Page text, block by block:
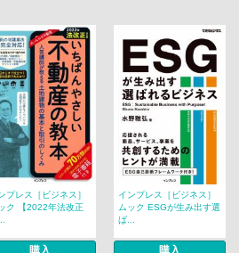
プレス［ビジネス］
ク 【2022年法改正
購入
インプレス［ビジネス］
ムック ESGが生み出す選
ば...
購入